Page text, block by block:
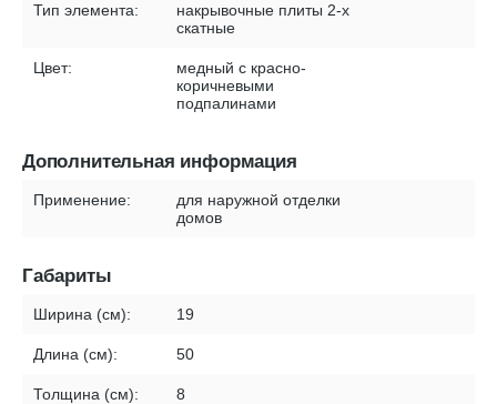
Тип элемента:
накрывочные плиты 2-х
скатные
Цвет:
медный с красно-
коричневыми
подпалинами
Дополнительная информация
Применение:
для наружной отделки
домов
Габариты
Ширина (см): 19
Длина (см): 50
Толщина (см): 8